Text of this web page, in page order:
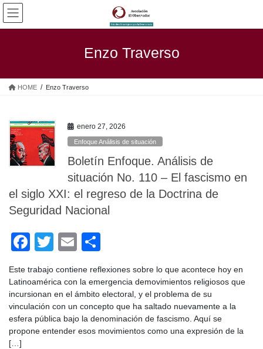
Saltar
contenido
Saltar
la
Enzo Traverso
HOME Enzo Traverso
enero 27, 2026
Enfoque Análisis de situación
Boletín Enfoque. Análisis de
situación No. 110 – El fascismo en
el siglo XXI: el regreso de la Doctrina de
Seguridad Nacional
F
a
c
e
b
o
T
tt
er
E
ail
o
m
p
ar
tir
Este trabajo contiene reflexiones sobre lo que acontece hoy en
Latinoamérica con la emergencia demovimientos religiosos que
incursionan en el ámbito electoral, y el problema de su
vinculación con un concepto que ha saltado nuevamente a la
esfera pública bajo la denominación de fascismo. Aquí se
propone entender esos movimientos como una expresión de la
[…]